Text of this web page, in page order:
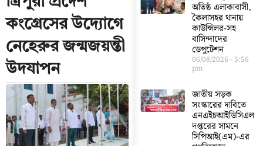
কংগ্রেসের উদ্যোগে
নেহেরুর জন্মজয়ন্তী
উদযাপন
অতিষ্ঠ এলাকাবাসী,
কৈলাসহর থানায়
কাউন্সিলর-সহ
বাসিন্দাদের
ডেপুটেশন
06/08/2026 5:56
pm
জাতীয় সড়ক
সংস্কারের দাবিতে
এনএইচআইডিসিএল
দপ্তরের সামনে
সিপিআই(এম)-এর